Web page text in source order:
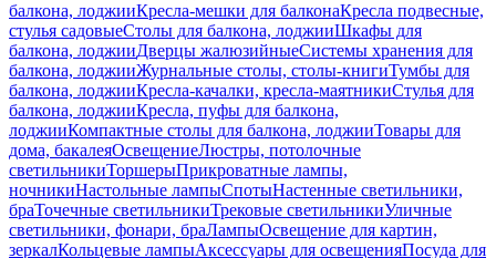
балкона, лоджииКресла-мешки для балконаКресла подвесные,
стулья садовыеСтолы для балкона, лоджииШкафы для
балкона, лоджииДверцы жалюзийныеСистемы хранения для
балкона, лоджииЖурнальные столы, столы-книгиТумбы для
балкона, лоджииКресла-качалки, кресла-маятникиСтулья для
балкона, лоджииКресла, пуфы для балкона,
лоджииКомпактные столы для балкона, лоджииТовары для
дома, бакалеяОсвещениеЛюстры, потолочные
светильникиТоршерыПрикроватные лампы,
ночникиНастольные лампыСпотыНастенные светильники,
браТочечные светильникиТрековые светильникиУличные
светильники, фонари, браЛампыОсвещение для картин,
зеркалКольцевые лампыАксессуары для освещенияПосуда для